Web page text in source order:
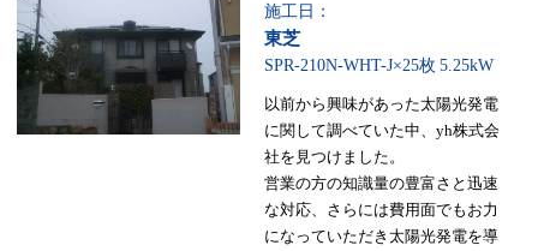
施工日：
東芝
SPR-210N-WHT-J×25枚 5.25kW
以前から興味があった太陽光発電
に関して調べていた中、yh株式会
社を見つけました。
営業の方の知識量の豊富さと迅速
な対応、さらには費用面でもお力
になっていただき太陽光発電を導